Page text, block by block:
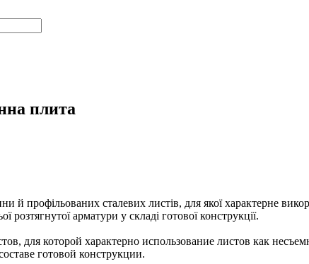
плита
й профільованих сталевих листів, для якої характерне
арматури у складі готової конструкції.
для которой характерно использование листов как
готовой конструкции.